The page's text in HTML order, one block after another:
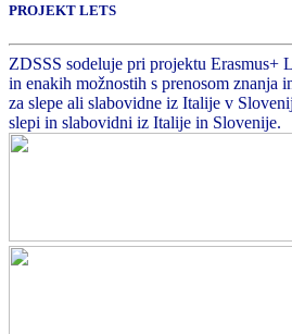
PROJEKT LETS
ZDSSS sodeluje pri projektu
in enakih možnostih s prenosom znanja
za slepe ali slabovidne iz Italije v
slepi in slabovidni iz Italije in Slovenije.